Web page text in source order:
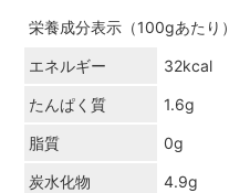
栄養成分表示（100gあたり）
エネルギー 32kcal
たんぱく質 1.6g
脂質 0g
炭水化物 4.9g